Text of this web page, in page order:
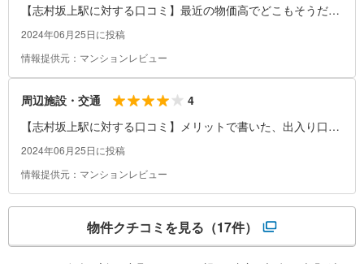
【志村坂上駅に対する口コミ】最近の物価高でどこもそうだと
思いますが、リイーズナブルな店が、少ない気がします。
2024年06月25日に投稿
情報提供元：マンションレビュー
周辺施設・交通
4
【志村坂上駅に対する口コミ】メリットで書いた、出入り口が
４箇所ともとても離れていて、慣れていない方が、出入り口を
感ませんが、車の騒音に悩まされてる方も、多数いらっしゃる
と思われます。
2024年06月25日に投稿
情報提供元：マンションレビュー
物件クチコミを見る （17件）